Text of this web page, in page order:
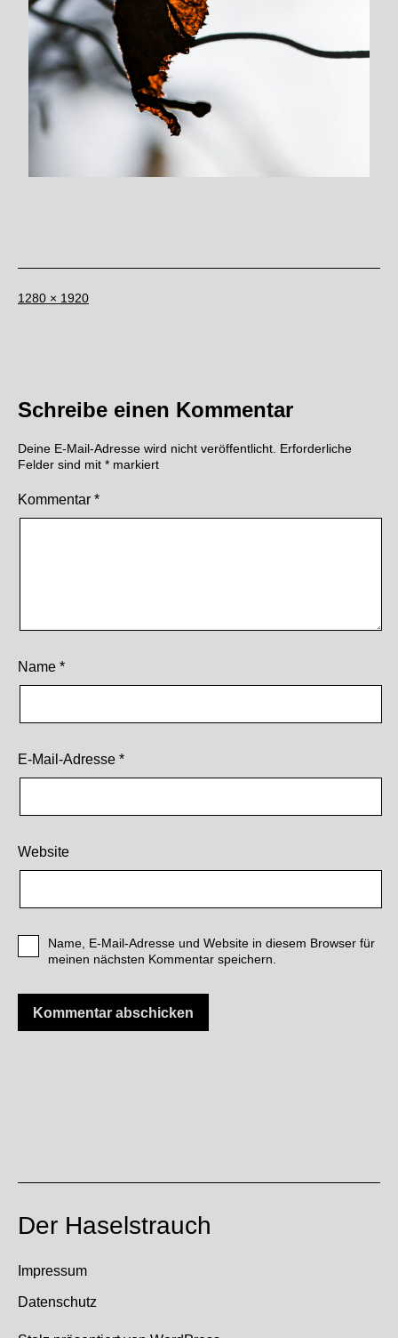
Originalgröße
1280 × 1920
Schreibe einen Kommentar
Deine E-Mail-Adresse wird nicht veröffentlicht. Erforderliche
Felder sind mit * markiert
Kommentar *
Name *
E-Mail-Adresse *
Website
Name, E-Mail-Adresse und Website in diesem Browser für
meinen nächsten Kommentar speichern.
Der Haselstrauch
Impressum
Datenschutz